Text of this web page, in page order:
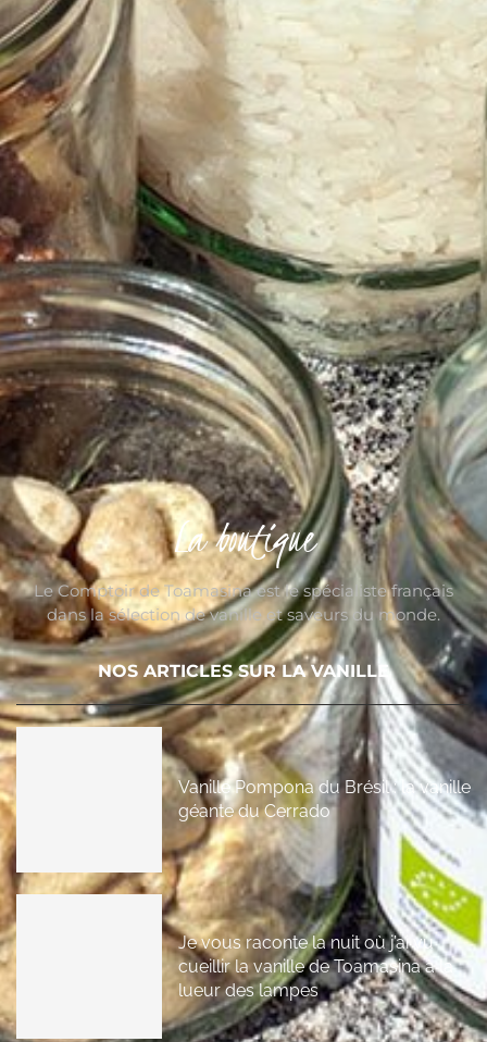
La boutique
Le Comptoir de Toamasina est le spécialiste français
dans la sélection de vanille et saveurs du monde.
NOS ARTICLES SUR LA VANILLE
Vanille Pompona du Brésil : la vanille
géante du Cerrado
Je vous raconte la nuit où j’ai vu
cueillir la vanille de Toamasina à la
lueur des lampes